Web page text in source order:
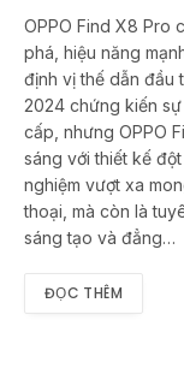
OPPO Find X8 Pro
phá, hiệu năng
định vị thế dẫn đầu
2024 chứng kiến
cấp, nhưng OPPO
sáng với thiết kế
nghiệm vượt xa
thoại, mà còn là
sáng tạo và đẳng…
ĐỌC THÊM